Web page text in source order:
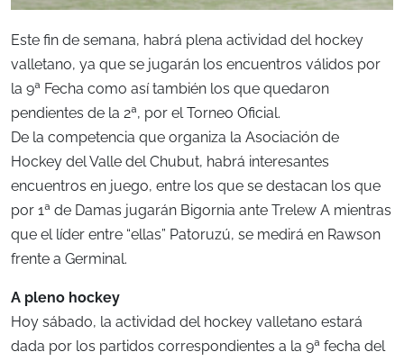
Este fin de semana, habrá plena actividad del hockey
valletano, ya que se jugarán los encuentros válidos por
la 9ª Fecha como así también los que quedaron
pendientes de la 2ª, por el Torneo Oficial.
De la competencia que organiza la Asociación de
Hockey del Valle del Chubut, habrá interesantes
encuentros en juego, entre los que se destacan los que
por 1ª de Damas jugarán Bigornia ante Trelew A mientras
que el líder entre “ellas” Patoruzú, se medirá en Rawson
frente a Germinal.
A pleno hockey
Hoy sábado, la actividad del hockey valletano estará
dada por los partidos correspondientes a la 9ª fecha del